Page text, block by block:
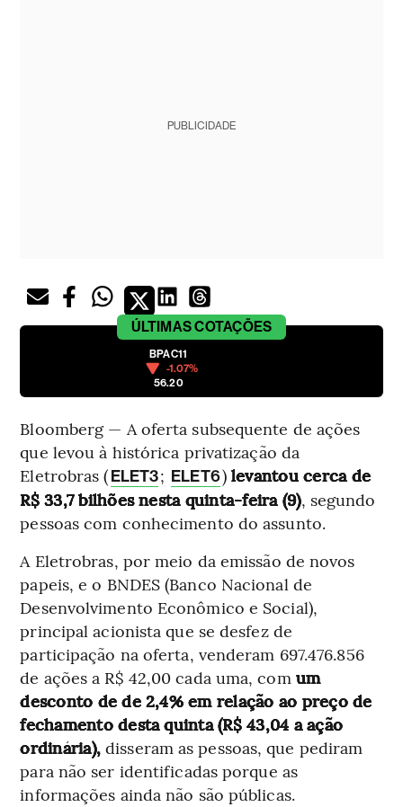
PUBLICIDADE
ÚLTIMASCOTAÇÕES
BPAC11
-1.07%
56.20
Bloomberg — A oferta subsequente de ações
que levou à histórica privatização da
Eletrobras (ELET3; ELET6) levantou cerca de
R$ 33,7 bilhões nesta quinta-feira (9), segundo
pessoas com conhecimento do assunto.
A Eletrobras, por meio da emissão de novos
papeis, e o BNDES (Banco Nacional de
Desenvolvimento Econômico e Social),
principal acionista que se desfez de
participação na oferta, venderam 697.476.856
de ações a R$ 42,00 cada uma, com um
desconto de de 2,4% em relação ao preço de
fechamento desta quinta (R$ 43,04 a ação
ordinária), disseram as pessoas, que pediram
para não ser identificadas porque as
informações ainda não são públicas.